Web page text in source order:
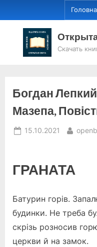
to
content
Головна
Скачать
Богдан
Мазепа,
Posted
15.10.2021 By
ГРАНАТА
Батурин горів.
будинки. Не треба
скрізь розносив
церкви й на замок.